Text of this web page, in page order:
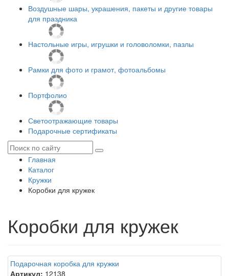
Воздушные шары, украшения, пакеты и другие товары
для праздника
Настольные игры, игрушки и головоломки, пазлы
Рамки для фото и грамот, фотоальбомы
Портфолио
Светоотражающие товары
Подарочные сертификаты
Главная
Каталог
Кружки
Коробки для кружек
Коробки для кружек
Подарочная коробка для кружки
Артикул: 12138